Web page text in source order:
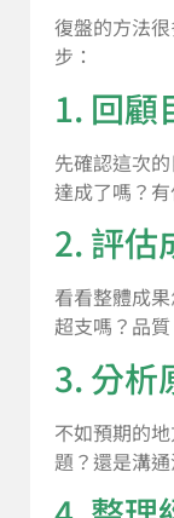
復盤的方法
步：
1. 回顧
先確認這次
達成了嗎？
2. 評估
看看整體成
超支嗎？品
3. 分析
不如預期的
題？還是溝